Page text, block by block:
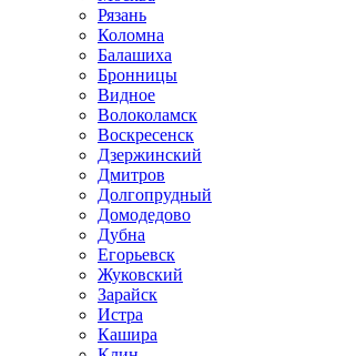
Рязань
Коломна
Балашиха
Бронницы
Видное
Волоколамск
Воскресенск
Дзержинский
Дмитров
Долгопрудный
Домодедово
Дубна
Егорьевск
Жуковский
Зарайск
Истра
Кашира